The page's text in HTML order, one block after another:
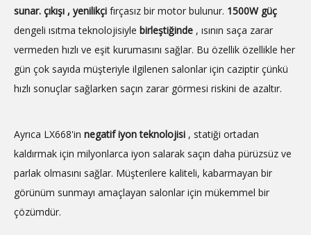
sunar. çıkışı , yenilikçi fırçasız bir motor bulunur. 1500W güç
dengeli ısıtma teknolojisiyle birleştiğinde , ısının saça zarar
vermeden hızlı ve eşit kurumasını sağlar. Bu özellik özellikle her
gün çok sayıda müşteriyle ilgilenen salonlar için caziptir çünkü
hızlı sonuçlar sağlarken saçın zarar görmesi riskini de azaltır.
Ayrıca LX668'in negatif iyon teknolojisi , statiği ortadan
kaldırmak için milyonlarca iyon salarak saçın daha pürüzsüz ve
parlak olmasını sağlar. Müşterilere kaliteli, kabarmayan bir
görünüm sunmayı amaçlayan salonlar için mükemmel bir
çözümdür.